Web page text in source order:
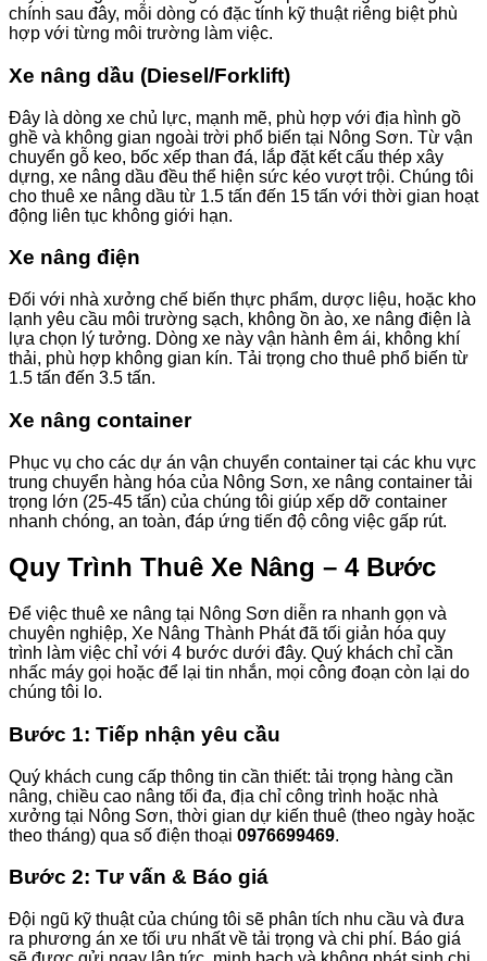
chính sau đây, mỗi dòng có đặc tính kỹ thuật riêng biệt phù
hợp với từng môi trường làm việc.
Xe nâng dầu (Diesel/Forklift)
Đây là dòng xe chủ lực, mạnh mẽ, phù hợp với địa hình gồ
ghề và không gian ngoài trời phổ biến tại Nông Sơn. Từ vận
chuyển gỗ keo, bốc xếp than đá, lắp đặt kết cấu thép xây
dựng, xe nâng dầu đều thể hiện sức kéo vượt trội. Chúng tôi
cho thuê xe nâng dầu từ 1.5 tấn đến 15 tấn với thời gian hoạt
động liên tục không giới hạn.
Xe nâng điện
Đối với nhà xưởng chế biến thực phẩm, dược liệu, hoặc kho
lạnh yêu cầu môi trường sạch, không ồn ào, xe nâng điện là
lựa chọn lý tưởng. Dòng xe này vận hành êm ái, không khí
thải, phù hợp không gian kín. Tải trọng cho thuê phổ biến từ
1.5 tấn đến 3.5 tấn.
Xe nâng container
Phục vụ cho các dự án vận chuyển container tại các khu vực
trung chuyển hàng hóa của Nông Sơn, xe nâng container tải
trọng lớn (25-45 tấn) của chúng tôi giúp xếp dỡ container
nhanh chóng, an toàn, đáp ứng tiến độ công việc gấp rút.
Quy Trình Thuê Xe Nâng – 4 Bước
Để việc thuê xe nâng tại Nông Sơn diễn ra nhanh gọn và
chuyên nghiệp, Xe Nâng Thành Phát đã tối giản hóa quy
trình làm việc chỉ với 4 bước dưới đây. Quý khách chỉ cần
nhấc máy gọi hoặc để lại tin nhắn, mọi công đoạn còn lại do
chúng tôi lo.
Bước 1: Tiếp nhận yêu cầu
Quý khách cung cấp thông tin cần thiết: tải trọng hàng cần
nâng, chiều cao nâng tối đa, địa chỉ công trình hoặc nhà
xưởng tại Nông Sơn, thời gian dự kiến thuê (theo ngày hoặc
theo tháng) qua số điện thoại 0976699469.
Bước 2: Tư vấn & Báo giá
Đội ngũ kỹ thuật của chúng tôi sẽ phân tích nhu cầu và đưa
ra phương án xe tối ưu nhất về tải trọng và chi phí. Báo giá